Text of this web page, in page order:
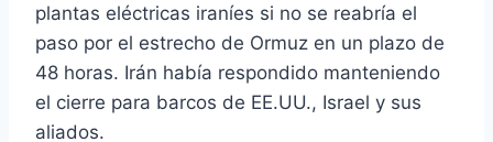
plantas eléctricas iraníes si no se reabría el
paso por el estrecho de Ormuz en un plazo de
48 horas. Irán había respondido manteniendo
el cierre para barcos de EE.UU., Israel y sus
aliados.